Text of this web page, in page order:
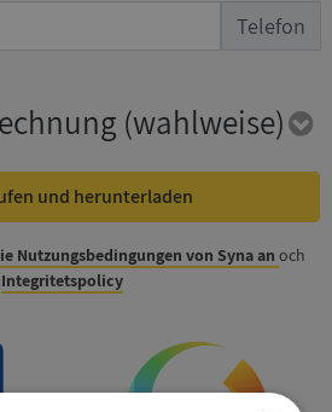
Telefon
(wahlweise)
und herunterladen
Nutzungsbedingungen von Syna an och
Integritetspolicy